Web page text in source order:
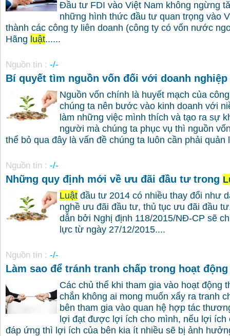
Đầu tư FDI vào Việt Nam không ngừng
những hình thức đầu tư quan trọng vào
thành các công ty liên doanh (công ty có vốn nước
Hãng luật......
Nguồn tin : -/-
Bí quyết tìm nguồn vốn đối với doanh
Nguồn vốn chính là huyết mạch của
chúng ta nên bước vào kinh doanh với
làm những việc mình thích và tạo ra sự
người mà chúng ta phục vụ thì nguồn
thể bỏ qua đây là vấn đề chúng ta luôn cần phải quản
Nguồn tin : -/-
Những quy định mới về ưu đãi đầu tư trong
Luật đầu tư 2014 có nhiều thay đổi như
nghề ưu đãi đầu tư, thủ tục ưu đãi đầu
dẫn bởi Nghị định 118/2015/NĐ-CP sẽ
lực từ ngày 27/12/2015....
Nguồn tin : -/-
Làm sao để tránh tranh chấp trong hoạt
Các chủ thể khi tham gia vào hoạt động
chắn không ai mong muốn xẩy ra tranh
bên tham gia vào quan hệ hợp tác
lợi đạt được lợi ích cho mình, nếu lợi ích
đáp ứng thì lợi ích của bên kia ít nhiều sẽ bị ảnh